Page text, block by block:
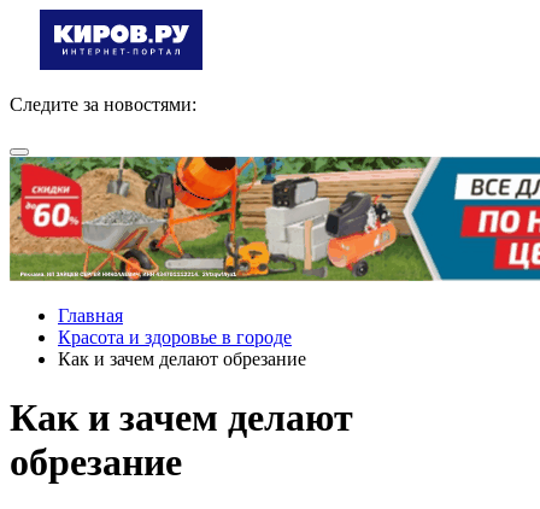
Следите за новостями:
Главная
Красота и здоровье в городе
Как и зачем делают обрезание
Как и зачем делают
обрезание